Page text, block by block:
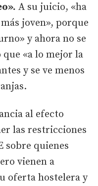
A su juicio, «ha
joven», porque
y ahora no se
«a lo mejor la
y se ve menos
al efecto
las restricciones
sobre quienes
vienen a
oferta hostelera y